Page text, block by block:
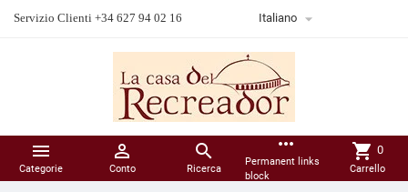
Servizio Clienti +34 627 94 02 16 Italiano 

Categorie

Conto

Ricerca
more_horiz
Permanent links
block
shopping_cart 0
Carrello